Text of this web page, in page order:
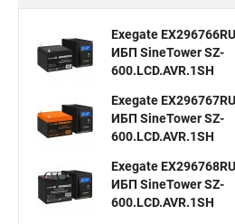
Exegate
ИБП SineTower SZ-
600.LCD.AVR.1SH
Exegate
ИБП SineTower SZ-
600.LCD.AVR.1SH
Exegate
ИБП SineTower SZ-
600.LCD.AVR.1SH